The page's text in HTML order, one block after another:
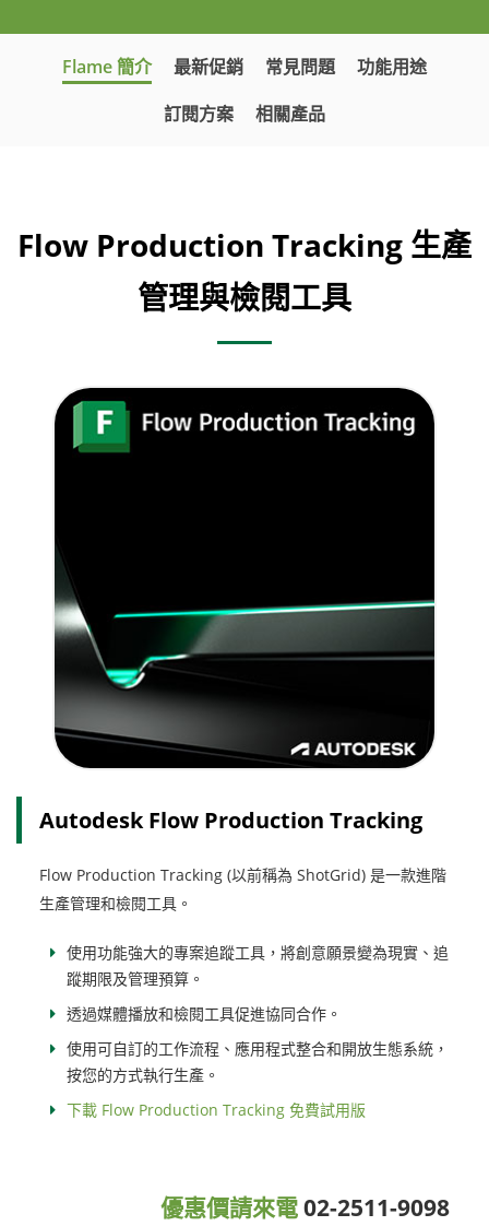
Flame 簡介 最新促銷 常見問題
功能用途
訂閱方案
相關產品
Flow Production Tracking 生產
管理與檢閱工具
Autodesk Flow Production Tracking
Flow Production Tracking (以前稱為 ShotGrid) 是一款進階
生產管理和檢閱工具。
使用功能強大的專案追蹤工具，將創意願景變為現實、追
蹤期限及管理預算。
透過媒體播放和檢閱工具促進協同合作。
使用可自訂的工作流程、應用程式整合和開放生態系統，
按您的方式執行生產。
下載 Flow Production Tracking 免費試用版
優惠價請來電02-2511-9098